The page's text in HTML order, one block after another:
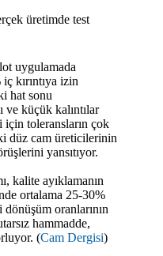
üretimde test
uygulamada
kırıntıya izin
hat sonu
ve küçük kalıntılar
toleransların çok
düz cam üreticilerinin
yansıtıyor.
kalite ayıklamanın
ortalama 25-30%
oranlarının
hammadde,
(Cam Dergisi)